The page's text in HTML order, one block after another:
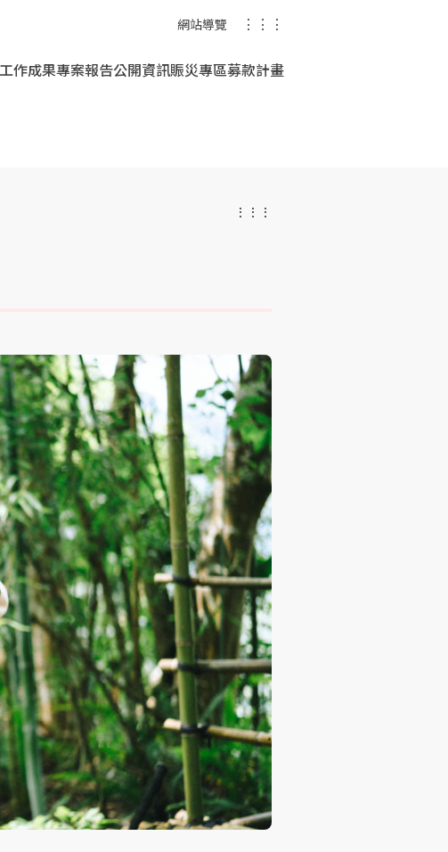
網站導覽 ⋮⋮⋮
工作成果專案報告公開資訊賑災專區募款計畫
⋮⋮⋮